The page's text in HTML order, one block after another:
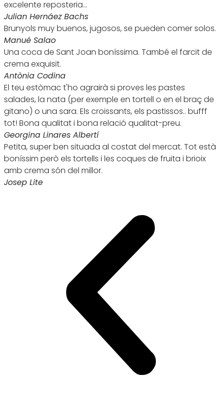
excelente reposteria...
Julian Hernáez Bachs
Brunyols muy buenos, jugosos, se pueden comer solos.
Manué Salao
Una coca de Sant Joan boníssima. També el farcit de
crema exquisit.
Antònia Codina
El teu estòmac t'ho agrairà si proves les pastes
salades, la nata (per exemple en tortell o en el braç de
gitano) o una sara. Els croissants, els pastissos.. bufff
tot! Bona qualitat i bona relació qualitat-preu.
Georgina Linares Albertí
Petita, super ben situada al costat del mercat. Tot està
boníssim però els tortells i les coques de fruita i brioix
amb crema són del millor.
Josep Lite